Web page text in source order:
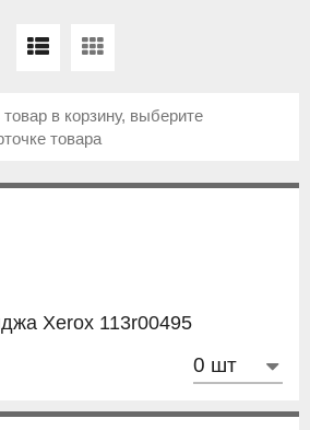
в корзину, выберите
товара
Xerox 113r00495